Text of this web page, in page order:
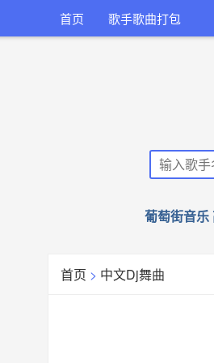
首页 歌手歌曲打包
葡萄街音
首页 > 中文Dj舞曲